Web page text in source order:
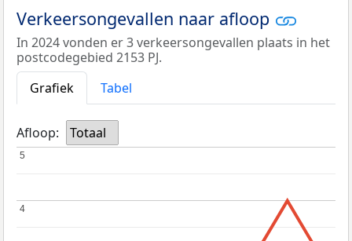
Verkeersongevallen naar afloop
In 2024 vonden er 3 verkeersongevallen plaats in het
postcodegebied 2153 PJ.
Grafiek
Tabel
Afloop: Totaal
4
4
5
5